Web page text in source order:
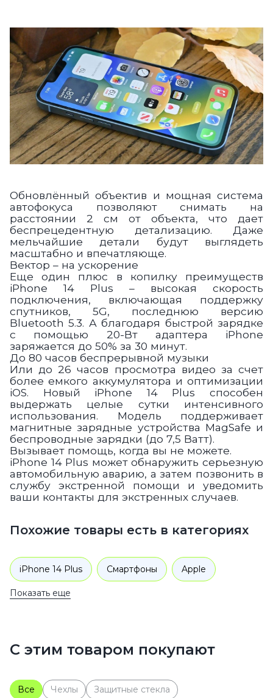
Обновлённый объектив и мощная система
автофокуса позволяют снимать на
расстоянии 2 см от объекта, что дает
беспрецедентную детализацию. Даже
мельчайшие детали будут выглядеть
масштабно и впечатляюще.
Вектор – на ускорение
Еще один плюс в копилку преимуществ
iPhone 14 Plus – высокая скорость
подключения, включающая поддержку
спутников, 5G, последнюю версию
Bluetooth 5.3. А благодаря быстрой зарядке
с помощью 20-Вт адаптера iPhone
заряжается до 50% за 30 минут.
До 80 часов беспрерывной музыки
Или до 26 часов просмотра видео за счет
более емкого аккумулятора и оптимизации
iOS. Новый iPhone 14 Plus способен
выдержать целые сутки интенсивного
использования. Модель поддерживает
магнитные зарядные устройства MagSafe и
беспроводные зарядки (до 7,5 Ватт).
Вызывает помощь, когда вы не можете.
iPhone 14 Plus может обнаружить серьезную
автомобильную аварию, а затем позвонить в
службу экстренной помощи и уведомить
ваши контакты для экстренных случаев.
Похожие товары есть в категориях
iPhone 14 Plus Смартфоны Apple
iPhone 14
Показать еще
С этим товаром покупают
Все Чехлы
Защитные стекла